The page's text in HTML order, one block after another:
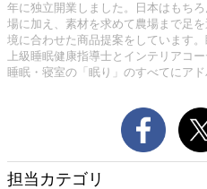
年に独立開業しました。日本はもち
場に加え、素材を求めて農場まで足
境に合わせた商品提案をしています
上級睡眠健康指導士とインテリアコ
睡眠・寝室の「眠り」のすべてにアド
担当カテゴリ